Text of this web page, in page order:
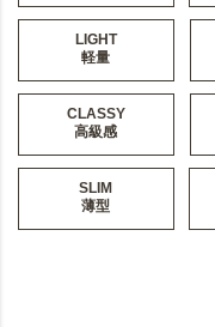
LIGHT
軽量
CLASSY
高級感
SLIM
薄型